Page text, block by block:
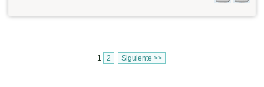
1 2 Siguiente >>